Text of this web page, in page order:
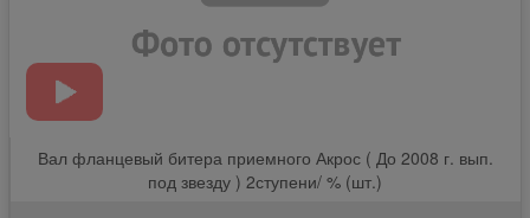
Вал фланцевый битера приемного Акрос ( До 2008 г. вып.
под звезду ) 2ступени/ % (шт.)